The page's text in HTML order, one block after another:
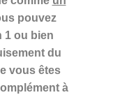
pouvez
1 ou bien
du
vous êtes
à